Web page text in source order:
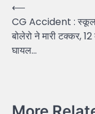
Post
navigation
⟵
CG Accident :
बोलेरो ने मारी टक्कर,
घायल…